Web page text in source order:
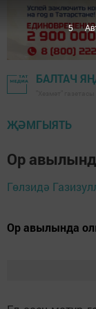
БАЛТАЧ
ҖӘМГЫЯТЬ
Ор
Гөлзидә
Ор авылында
4